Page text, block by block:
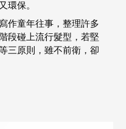
環保。
作童年往事，整理許多
段碰上流行髮型，若堅
三原則，雖不前衛，卻